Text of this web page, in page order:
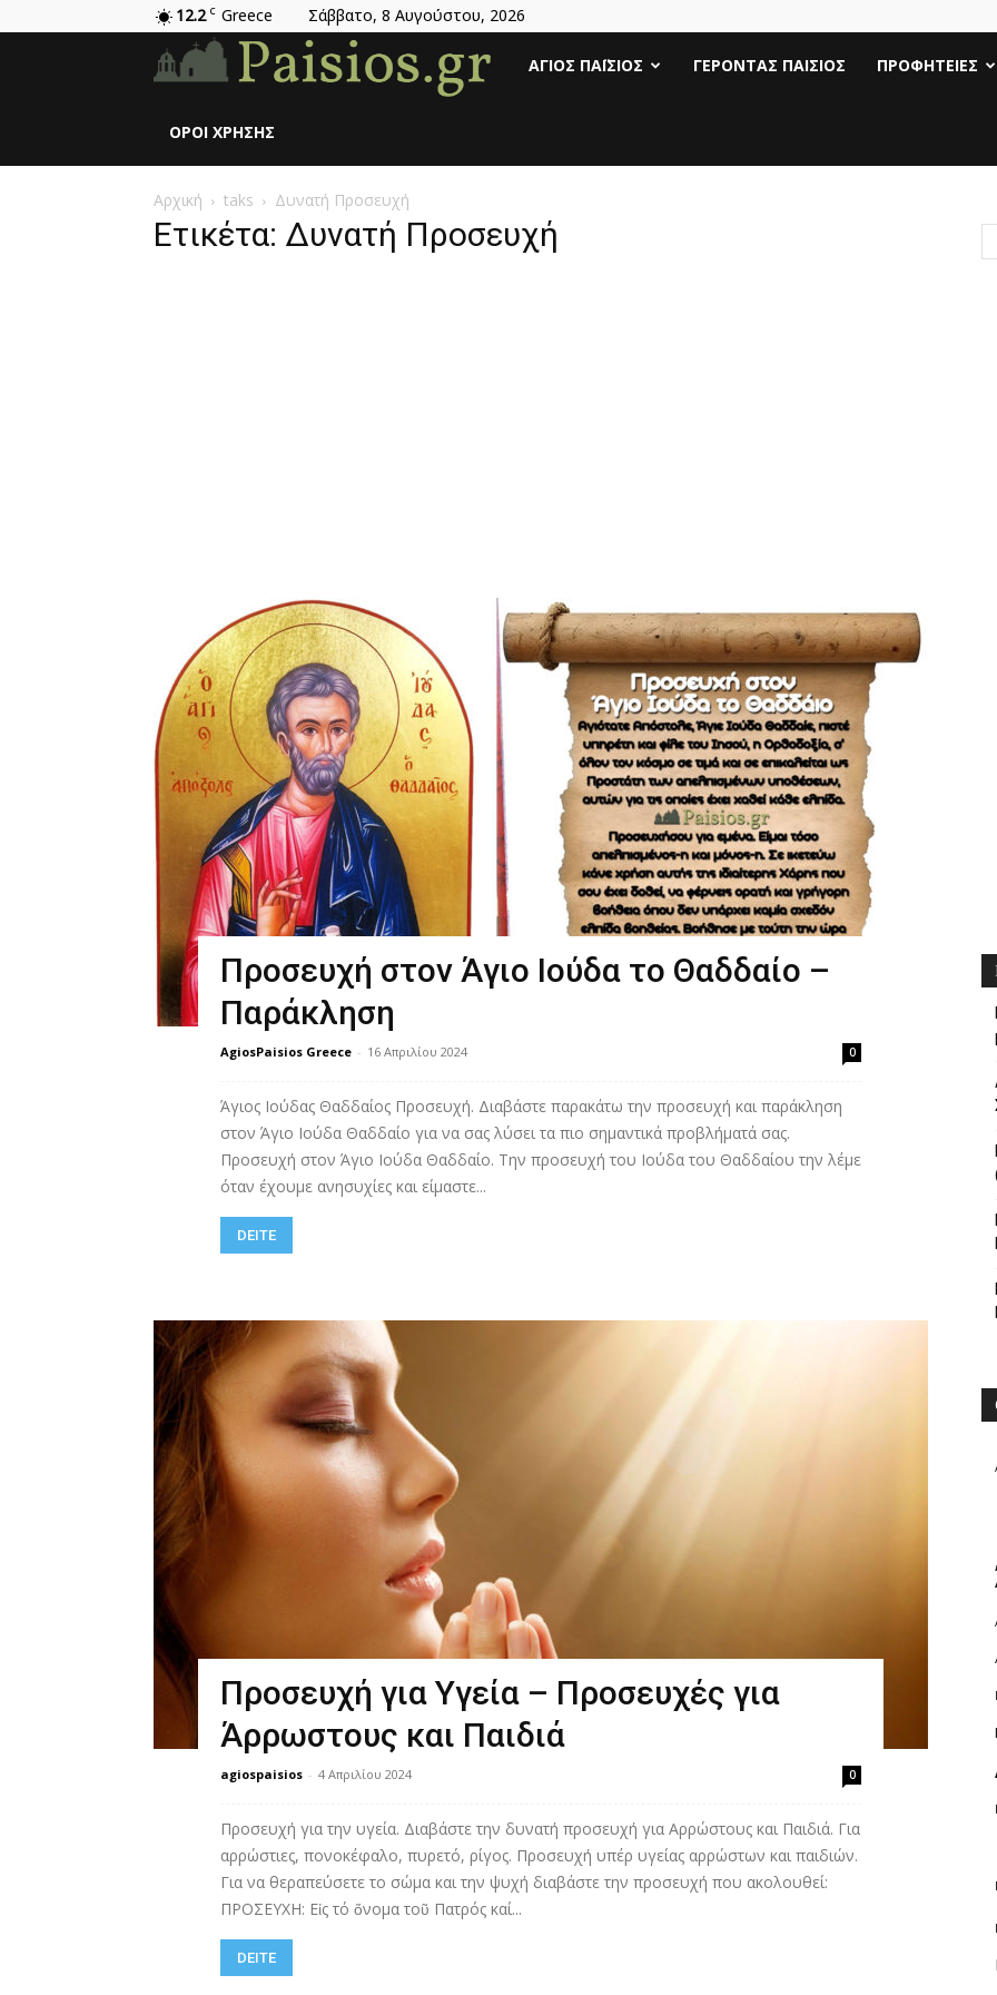
12.2 C Greece Σάββατο, 8 Αυγούστου, 2026
Άγιος
ΆΓΙΟΣ ΠΑΪ́ΣΙΟΣ ΓΈΡΟΝΤΑΣ ΠΑΊΣΙΟΣ ΠΡΟΦΗΤΕΊΕΣ
ΌΡΟΙ ΧΡΉΣΗΣ
Αρχική taks Δυνατή Προσευχή
Ετικέτα: Δυνατή Προσευχή
Προσευχή στον Άγιο Ιούδα το Θαδδαίο –
Παράκληση
AgiosPaisios Greece - 16 Απριλίου 2024 0
Άγιος Ιούδας Θαδδαίος Προσευχή. Διαβάστε παρακάτω την προσευχή και παράκληση
στον Άγιο Ιούδα Θαδδαίο για να σας λύσει τα πιο σημαντικά προβλήματά σας.
Προσευχή στον Άγιο Ιούδα Θαδδαίο. Την προσευχή του Ιούδα του Θαδδαίου την λέμε
όταν έχουμε ανησυχίες και είμαστε...
DEITE
Προσευχή για Υγεία – Προσευχές για
Άρρωστους και Παιδιά
agiospaisios - 4 Απριλίου 2024 0
Προσευχή για την υγεία. Διαβάστε την δυνατή προσευχή για Αρρώστους και Παιδιά. Για
αρρώστιες, πονοκέφαλο, πυρετό, ρίγος. Προσευχή υπέρ υγείας αρρώστων και παιδιών.
Για να θεραπεύσετε το σώμα και την ψυχή διαβάστε την προσευχή που ακολουθεί:
ΠΡΟΣΕΥΧΗ: Εἰς τό ὄνομα τοῦ Πατρός καί...
DEITE